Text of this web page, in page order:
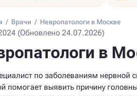
/ Врачи / Невропатологи в Москве
(Обновлено 24.07.2026)
в
по заболеваниям нервной
помогает выявить причину